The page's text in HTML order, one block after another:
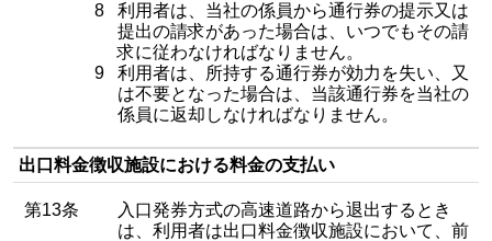
8 利用者は、当社の係員から通行券の提示又は
提出の請求があった場合は、いつでもその請
求に従わなければなりません。
9 利用者は、所持する通行券が効力を失い、又
は不要となった場合は、当該通行券を当社の
係員に返却しなければなりません。
出口料金徴収施設における料金の支払い
第13条
入口発券方式の高速道路から退出するとき
は、利用者は出口料金徴収施設において、前